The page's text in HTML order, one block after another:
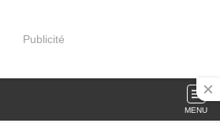
Publicité
MENU